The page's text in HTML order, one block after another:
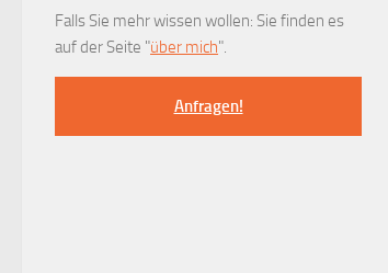
Falls Sie mehr wissen wollen: Sie finden es
auf der Seite "über mich".
Anfragen!